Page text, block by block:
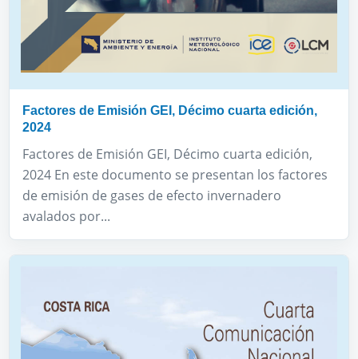
Factores de Emisión GEI, Décimo cuarta edición,
2024
Factores de Emisión GEI, Décimo cuarta edición,
2024 En este documento se presentan los factores
de emisión de gases de efecto invernadero
avalados por...